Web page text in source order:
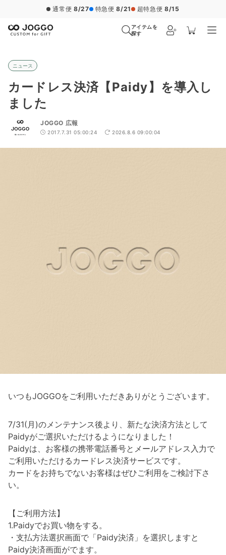
通常便 8/27 特急便 8/21 超特急便 8/15
アイテムを
探す
ニュース
カードレス決済【Paidy】を導入し
ました
JOGGO 広報
2017.7.31 05:00:24 2026.8.6 09:00:04
いつもJOGGOをご利用いただきありがとうございます。
7/31(月)のメンテナンス後より、新たな決済方法として
Paidyがご選択いただけるようになりました！
Paidyは、お客様の携帯電話番号とメールアドレス入力で
ご利用いただけるカードレス決済サービスです。
カードをお持ちでないお客様はぜひご利用をご検討下さ
い。
【ご利用方法】
1.Paidyでお買い物をする。
・支払方法選択画面で「Paidy決済」を選択しますと
Paidy決済画面がでます。